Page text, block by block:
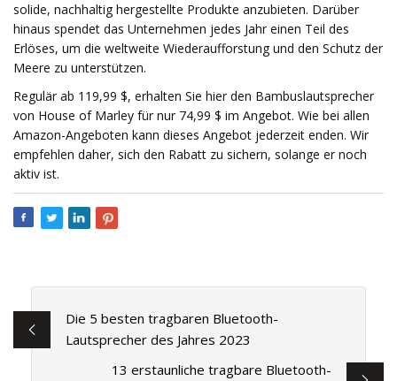
solide, nachhaltig hergestellte Produkte anzubieten. Darüber
hinaus spendet das Unternehmen jedes Jahr einen Teil des
Erlöses, um die weltweite Wiederaufforstung und den Schutz der
Meere zu unterstützen.
Regulär ab 119,99 $, erhalten Sie hier den Bambuslautsprecher
von House of Marley für nur 74,99 $ im Angebot. Wie bei allen
Amazon-Angeboten kann dieses Angebot jederzeit enden. Wir
empfehlen daher, sich den Rabatt zu sichern, solange er noch
aktiv ist.
Die 5 besten tragbaren Bluetooth-
Lautsprecher des Jahres 2023
13 erstaunliche tragbare Bluetooth-